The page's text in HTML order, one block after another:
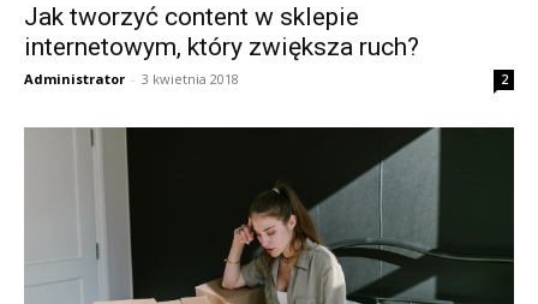
Jak tworzyć content w sklepie
internetowym, który zwiększa ruch?
Administrator - 3 kwietnia 2018 2